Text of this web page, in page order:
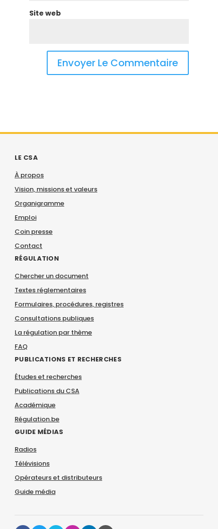
Site web
LE CSA
À propos
Vision, missions et valeurs
Organigramme
Emploi
Coin presse
Contact
RÉGULATION
Chercher un document
Textes réglementaires
Formulaires, procédures, registres
Consultations publiques
La régulation par thème
FAQ
PUBLICATIONS ET RECHERCHES
Études et recherches
Publications du CSA
Académique
Régulation.be
GUIDE MÉDIAS
Radios
Télévisions
Opérateurs et distributeurs
Guide média